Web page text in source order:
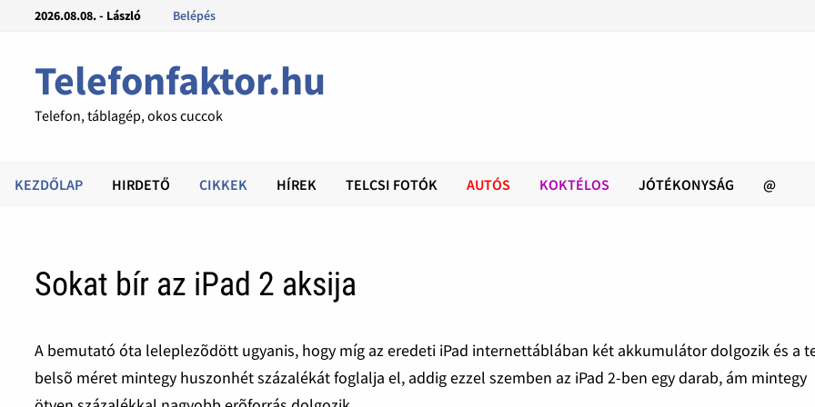
2026.08.08. - László Belépés
Telefonfaktor.hu
Telefon, táblagép, okos cuccok
KEZDŐLAP HIRDETŐ CIKKEK HÍREK TELCSI FOTÓK AUTÓS KOKTÉLOS JÓTÉKONYSÁG @
Sokat bír az iPad 2 aksija
A bemutató óta leleplezõdött ugyanis, hogy míg az eredeti iPad internettáblában két akkumulátor dolgozik és a
belsõ méret mintegy huszonhét százalékát foglalja el, addig ezzel szemben az iPad 2-ben egy darab, ám mintegy